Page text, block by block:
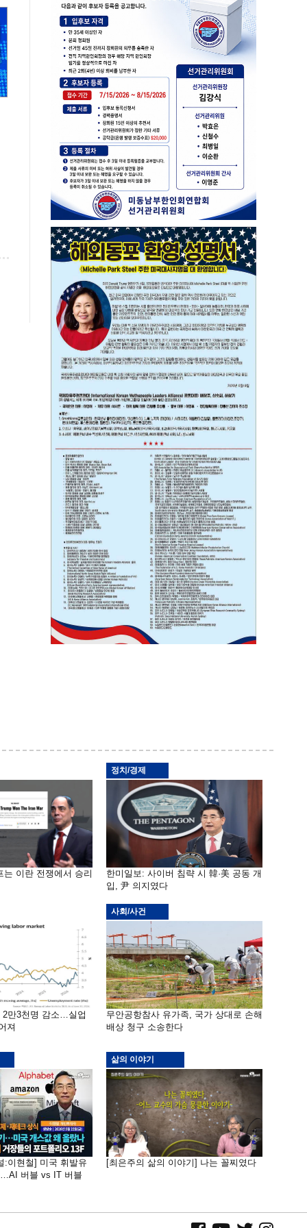
는 이란 전쟁에서 승리
정치/경제
한미일보: 사이버 침략 시 韓·美 공동 개
입, 尹 의지였다
2만3천명 감소…실업
져
사회/사건
무안공항참사 유가족, 국가 상대로 손해
배상 청구 소송한다
:이현철] 미국 휘발유
버블 vs IT 버블
삶의 이야기
[최은주의 삶의 이야기] 나는 꼴찌였다